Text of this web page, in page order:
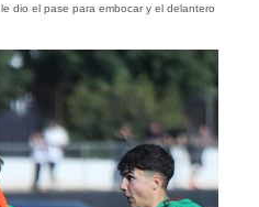
le dio el pase para embocar y el delantero